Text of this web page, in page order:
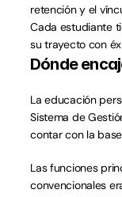
retención y el
Cada estudiante
su trayecto con
Dónde
La educación
Sistema de
contar con la
Las funciones
convencionales